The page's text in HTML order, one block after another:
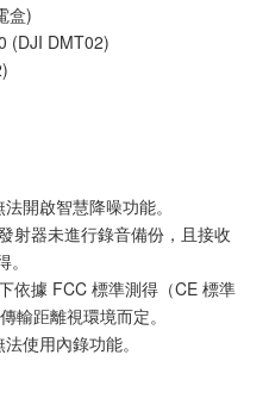
盒)
(DJI DMT02)
開啟智慧降噪功能。
射器未進行錄音備份，且接收
依據 FCC 標準測得（CE 標準
輸距離視環境而定。
使用內錄功能。